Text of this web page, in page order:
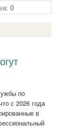
0
по
с 2026 года
в